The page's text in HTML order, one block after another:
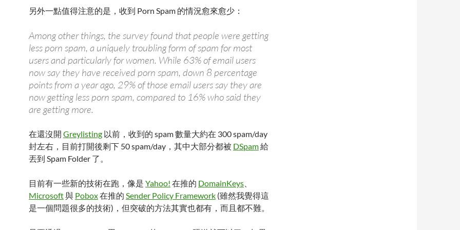
另外一點值得注意的是，收到 Porn Spam 的情況愈來愈少：
Among other things, the survey found that people were getting
less porn spam, a uniquely troubling form of spam for most
users and particularly for women. While 63% of email users
now say they have received porn spam, down 8 percentage
points from a year ago, 29% of those email users say they are
now getting less porn spam, compared to 16% who said they
are getting more.
在還沒開 Greylisting 以前，收到的 spam 數量大約在 300 spam/day
封左右，目前打開後剩下 50 spam/day，其中大部分都被 DSpam給
丟到 Spam Folder 了。
目前有一些新的技術在跑，像是 Yahoo! 在推的 DomainKeys
Microsoft與 Pobox在推的 Sender Policy Framework (雖然我覺得這
是一個問題很多的技術)，但突破的方法其實也都有，而且都不難。